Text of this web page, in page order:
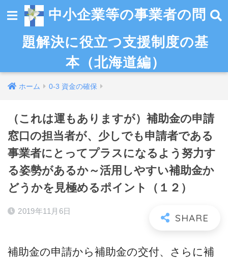
中小企業等の事業者の問
題解決に役立つ支援制度の基
本（北海道編）
ホーム 0-3 資金の確保
（これは運もありますが）補助金の申請
窓口の担当者が、少しでも申請者である
事業者にとってプラスになるよう努力す
る姿勢があるか～活用しやすい補助金か
どうかを見極めるポイント（１２）
2019年11月6日
補助金の申請から補助金の交付、さらに補